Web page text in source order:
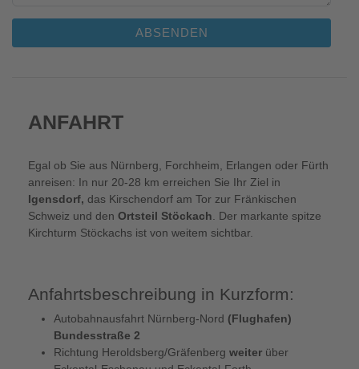
ABSENDEN
ANFAHRT
Egal ob Sie aus Nürnberg, Forchheim, Erlangen oder Fürth
anreisen: In nur 20-28 km erreichen Sie Ihr Ziel in
Igensdorf, das Kirschendorf am Tor zur Fränkischen
Schweiz und den Ortsteil Stöckach . Der markante spitze
Kirchturm Stöckachs ist von weitem sichtbar.
Anfahrtsbeschreibung in Kurzform:
Autobahnausfahrt Nürnberg-Nord (Flughafen)
Bundesstraße 2
Richtung Heroldsberg/Gräfenberg weiter über